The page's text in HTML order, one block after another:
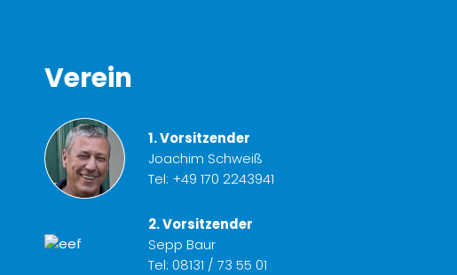
Verein
1. Vorsitzender
Joachim Schweiß
Tel: +49 170 2243941
2. Vorsitzender
Sepp Baur
Tel: 08131 / 73 55 01